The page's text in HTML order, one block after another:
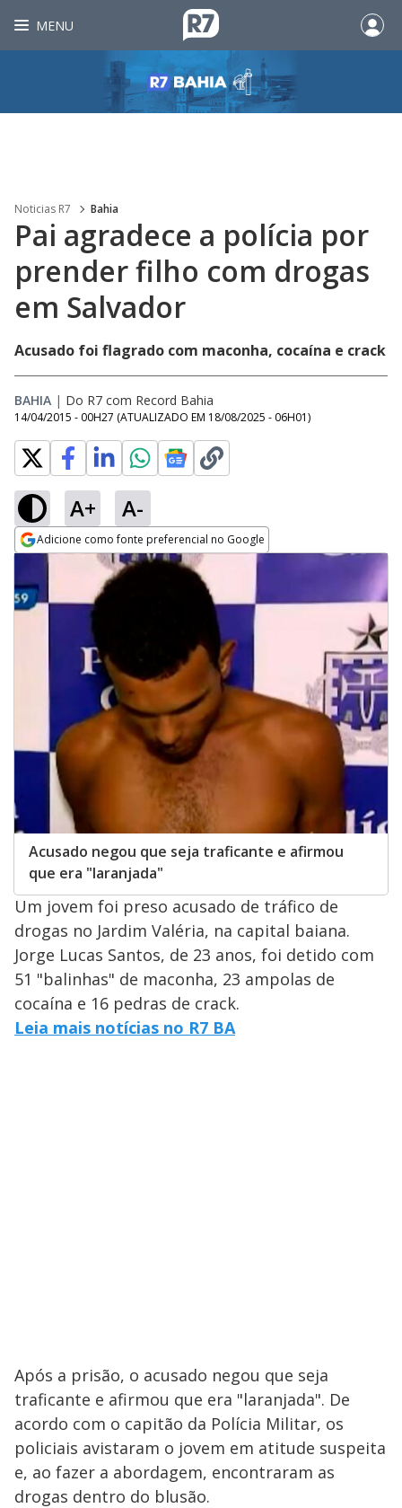
MENU
Noticias R7 Bahia
Pai agradece a polícia por
prender filho com drogas
em Salvador
Acusado foi flagrado com maconha, cocaína e crack
BAHIA | Do R7 com Record Bahia
14/04/2015 - 00H27 (ATUALIZADO EM 18/08/2025 - 06H01)
A+ A-
Adicione como fonte preferencial no Google
Opens in new window
Acusado negou que seja traficante e afirmou
que era "laranjada"
Um jovem foi preso acusado de tráfico de
drogas no Jardim Valéria, na capital baiana.
Jorge Lucas Santos, de 23 anos, foi detido com
51 "balinhas" de maconha, 23 ampolas de
cocaína e 16 pedras de crack.
Leia mais notícias no R7 BA
Após a prisão, o acusado negou que seja
traficante e afirmou que era "laranjada". De
acordo com o capitão da Polícia Militar, os
policiais avistaram o jovem em atitude suspeita
e, ao fazer a abordagem, encontraram as
drogas dentro do blusão.